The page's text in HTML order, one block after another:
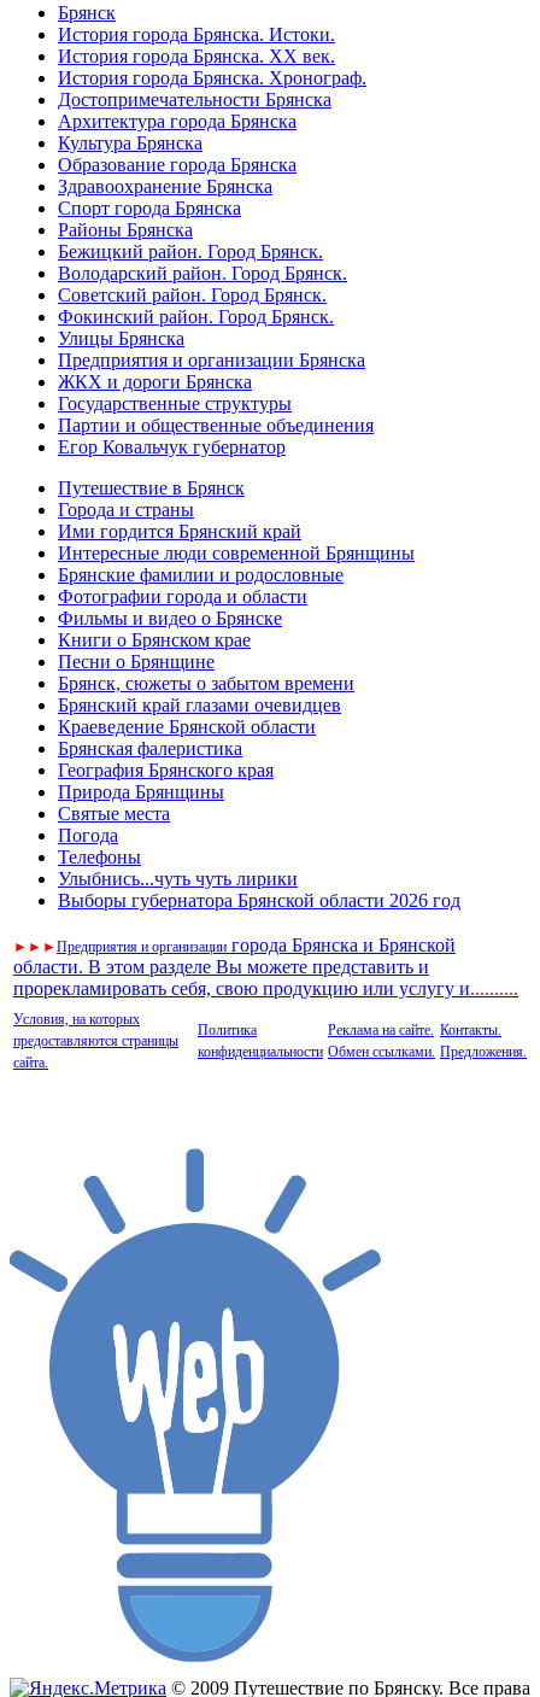
Брянск
История города Брянска. Истоки.
История города Брянска. XX век.
История города Брянска. Хронограф.
Достопримечательности Брянска
Архитектура города Брянска
Культура Брянска
Образование города Брянска
Здравоохранение Брянска
Спорт города Брянска
Районы Брянска
Бежицкий район. Город Брянск.
Володарский район. Город Брянск.
Советский район. Город Брянск.
Фокинский район. Город Брянск.
Улицы Брянска
Предприятия и организации Брянска
ЖКХ и дороги Брянска
Государственные структуры
Партии и общественные объединения
Егор Ковальчук губернатор
Путешествие в Брянск
Города и страны
Ими гордится Брянский край
Интересные люди современной Брянщины
Брянские фамилии и родословные
Фотографии города и области
Фильмы и видео о Брянске
Книги о Брянском крае
Песни о Брянщине
Брянск, сюжеты о забытом времени
Брянский край глазами очевидцев
Краеведение Брянской области
Брянская фалеристика
География Брянского края
Природа Брянщины
Святые места
Погода
Телефоны
Улыбнись...чуть чуть лирики
Выборы губернатора Брянской области 2026 год
► ► ►Предприятия и организации города Брянска и Брянской
области. В этом разделе Вы можете представить и
прорекламировать себя, свою продукцию или услугу и..........
Условия, на которых
предоставляются страницы
сайта.
Политика
конфиденциальности
Реклама на сайте.
Обмен ссылками.
Контакты.
Предложения.
© 2009 Путешествие по Брянску. Все права